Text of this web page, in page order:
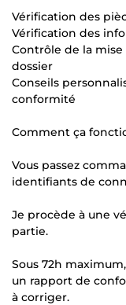
Vérification des
Vérification des
Contrôle de la
dossier
Conseils
conformité
Comment ça
Vous passez
identifiants de
Je procède à une
partie.
Sous 72h
un rapport de
à corriger.